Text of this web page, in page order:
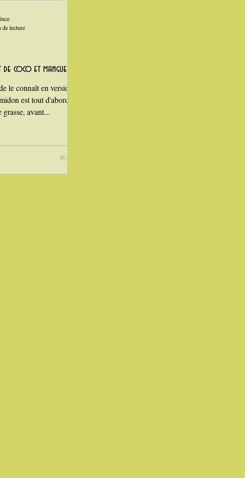
coco et mangue
le connaît en version
est tout d'abord
grasse, avant...
de lecture